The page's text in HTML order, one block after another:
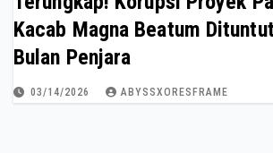
Kacab Magna Beatum
Bulan Penjara
03/14/2026 ABYSSXORESFRAME